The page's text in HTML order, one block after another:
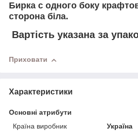
Бирка с одного боку
сторона біла.
Вартість указана за
Приховати
Характеристики
Основні атрибути
Країна виробник
Україна